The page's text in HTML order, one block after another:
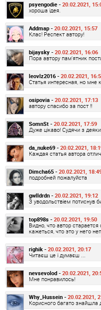
psyengodie - 20.02.2021,
хороша ідея.
Addmap - 20.02.2021, 15:57
Клас! Респект автору!
bijaysky - 20.02.2021, 16:06
Пора автору пам'ятник
leovlz2016 - 20.02.2021,
Статья интересная, но мне
osipovia - 20.02.2021, 17:13
автору спасибо за пост !!
SomnSt - 20.02.2021, 17:59
Дуже цікаво! Судячи з
da_nuke69 - 20.02.2021,
Каждая статья автора
Dimcha65 - 20.02.2021,
подробней пожалуйста
gwlldrdn - 20.02.2021, 19:12
З уводольствіем потиснув
top898s - 20.02.2021, 19:50
Видно, что автор
кажеться, что это у него
righik - 20.02.2021, 20:17
Читаєш це і думаєш ...
nevsevolod - 20.02.2021,
Мне понравилось!
Why_Hussein - 20.02.2021,
Корисного багато знайшла